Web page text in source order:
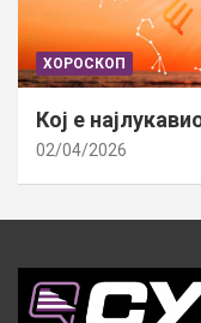
ХОРОСКОП
Кој е
02/04/2026